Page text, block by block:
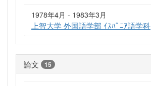
1978年4月 - 1983年3月
上智大学 外国語学部 ｲｽﾊﾟﾆｱ語学科
論文 15